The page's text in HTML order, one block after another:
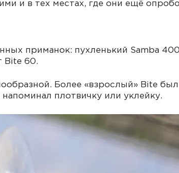
и в тех местах, где они ещё
приманок: пухленький Samba
Bite 60.
Более «взрослый» Bite
плотвичку или уклейку.